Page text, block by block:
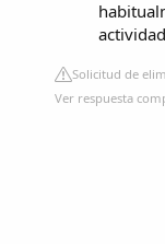
Solicitud de
Ver respuesta